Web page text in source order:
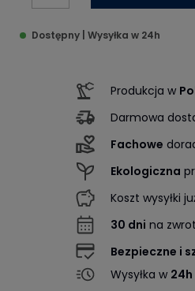
Dostępny | Wysyłka w 24h
Produkcja w
Darmowa
Fachowe
Ekologiczna
Koszt wysyłki
30 dni na zwrot
Bezpieczne i
Wysyłka w 24h